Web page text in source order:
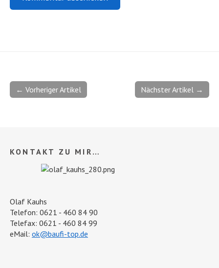
Nächster Artikel →
← Vorheriger Artikel
KONTAKT ZU MIR…
Olaf Kauhs
Telefon: 0621 - 460 84 90
Telefax: 0621 - 460 84 99
eMail: ok@baufi-top.de